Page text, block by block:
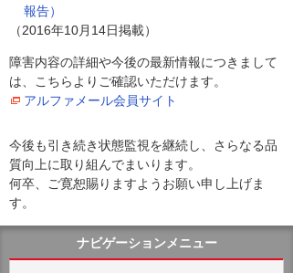
報告）
（2016年10月14日掲載）
障害内容の詳細や今後の最新情報につきまして
は、こちらよりご確認いただけます。
アルファメール会員サイト
今後も引き続き状態監視を継続し、さらなる品
質向上に取り組んでまいります。
何卒、ご寛恕賜りますようお願い申し上げま
す。
ナビゲーションメニュー